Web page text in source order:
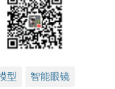
型
智能眼镜